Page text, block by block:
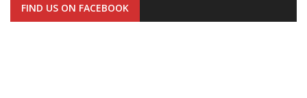
FIND US ON FACEBOOK